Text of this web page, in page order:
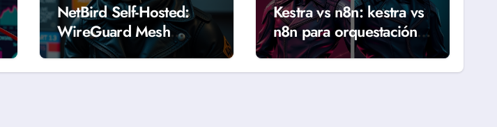
NetBird Self-Hosted:
WireGuard Mesh
Segura para Homelab
(Guía 2026)
Kestra vs n8n: kestra vs
n8n para orquestación
declarativa y workflows
reales (Guía 2026)